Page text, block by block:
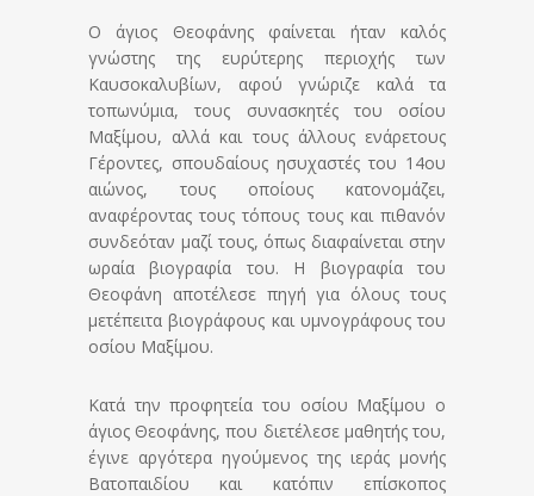
Ο άγιος Θεοφάνης φαίνεται ήταν καλός
γνώστης της ευρύτερης περιοχής των
Καυσοκαλυβίων, αφού γνώριζε καλά τα
τοπωνύμια, τους συνασκητές του οσίου
Μαξίμου, αλλά και τους άλλους ενάρετους
Γέροντες, σπουδαίους ησυχαστές του 14ου
αιώνος, τους οποίους κατονομάζει,
αναφέροντας τους τόπους τους και πιθανόν
συνδεόταν μαζί τους, όπως διαφαίνεται στην
ωραία βιογραφία του. Η βιογραφία του
Θεοφάνη αποτέλεσε πηγή για όλους τους
μετέπειτα βιογράφους και υμνογράφους του
οσίου Μαξίμου.
Κατά την προφητεία του οσίου Μαξίμου ο
άγιος Θεοφάνης, που διετέλεσε μαθητής του,
έγινε αργότερα ηγούμενος της ιεράς μονής
Βατοπαιδίου και κατόπιν επίσκοπος